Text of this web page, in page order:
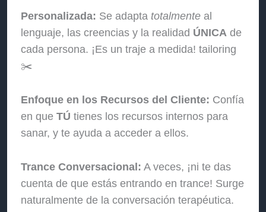
Personalizada: Se adapta totalmente al
lenguaje, las creencias y la realidad ÚNICA de
cada persona. ¡Es un traje a medida! tailoring
✂️
Enfoque en los Recursos del Cliente: Confía
en queTÚ tienes los recursos internos para
sanar, y te ayuda a acceder a ellos.
Trance Conversacional: A veces, ¡ni te das
cuenta de que estás entrando en trance! Surge
naturalmente de la conversación terapéutica.